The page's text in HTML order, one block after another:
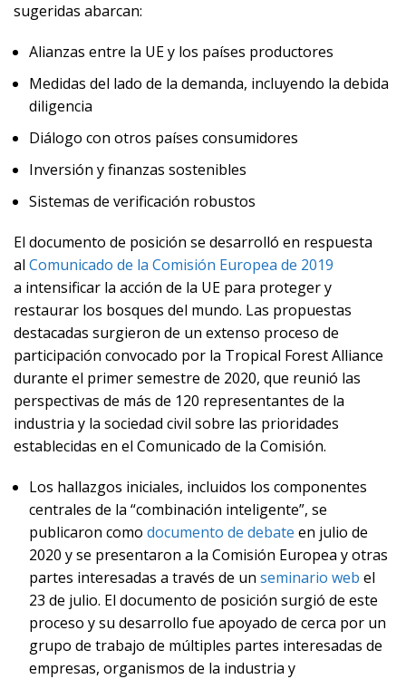
sugeridas abarcan:
Alianzas entre la UE y los países productores
Medidas del lado de la demanda, incluyendo la debida
diligencia
Diálogo con otros países consumidores
Inversión y finanzas sostenibles
Sistemas de verificación robustos
El documento de posición se desarrolló en respuesta
al Comunicado de la Comisión Europea de 2019
a intensificar la acción de la UE para proteger y
restaurar los bosques del mundo. Las propuestas
destacadas surgieron de un extenso proceso de
participación convocado por la Tropical Forest Alliance
durante el primer semestre de 2020, que reunió las
perspectivas de más de 120 representantes de la
industria y la sociedad civil sobre las prioridades
establecidas en el Comunicado de la Comisión.
Los hallazgos iniciales, incluidos los componentes
centrales de la “combinación inteligente”, se
publicaron como documento de debate en julio de
2020 y se presentaron a la Comisión Europea y otras
partes interesadas a través de un seminario web el
23 de julio. El documento de posición surgió de este
proceso y su desarrollo fue apoyado de cerca por un
grupo de trabajo de múltiples partes interesadas de
empresas, organismos de la industria y